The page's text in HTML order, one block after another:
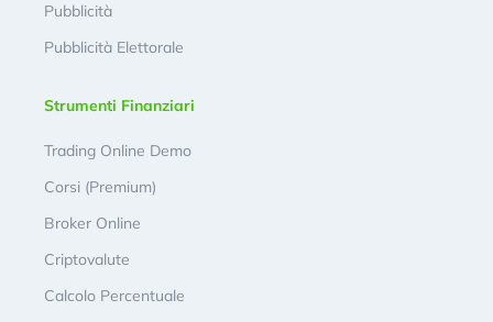
Pubblicità
Pubblicità Elettorale
Strumenti Finanziari
Trading Online Demo
Corsi (Premium)
Broker Online
Criptovalute
Calcolo Percentuale